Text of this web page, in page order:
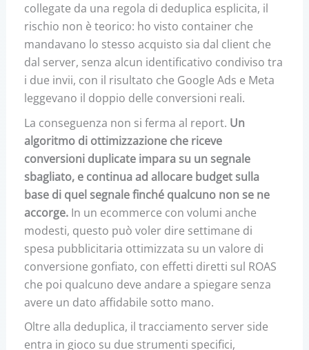
collegate da una regola di deduplica esplicita, il
rischio non è teorico: ho visto container che
mandavano lo stesso acquisto sia dal client che
dal server, senza alcun identificativo condiviso tra
i due invii, con il risultato che Google Ads e Meta
leggevano il doppio delle conversioni reali.
La conseguenza non si ferma al report. Un
algoritmo di ottimizzazione che riceve
conversioni duplicate impara su un segnale
sbagliato, e continua ad allocare budget sulla
base di quel segnale finché qualcuno non se ne
accorge.In un ecommerce con volumi anche
modesti, questo può voler dire settimane di
spesa pubblicitaria ottimizzata su un valore di
conversione gonfiato, con effetti diretti sul ROAS
che poi qualcuno deve andare a spiegare senza
avere un dato affidabile sotto mano.
Oltre alla deduplica, il tracciamento server side
entra in gioco su due strumenti specifici,